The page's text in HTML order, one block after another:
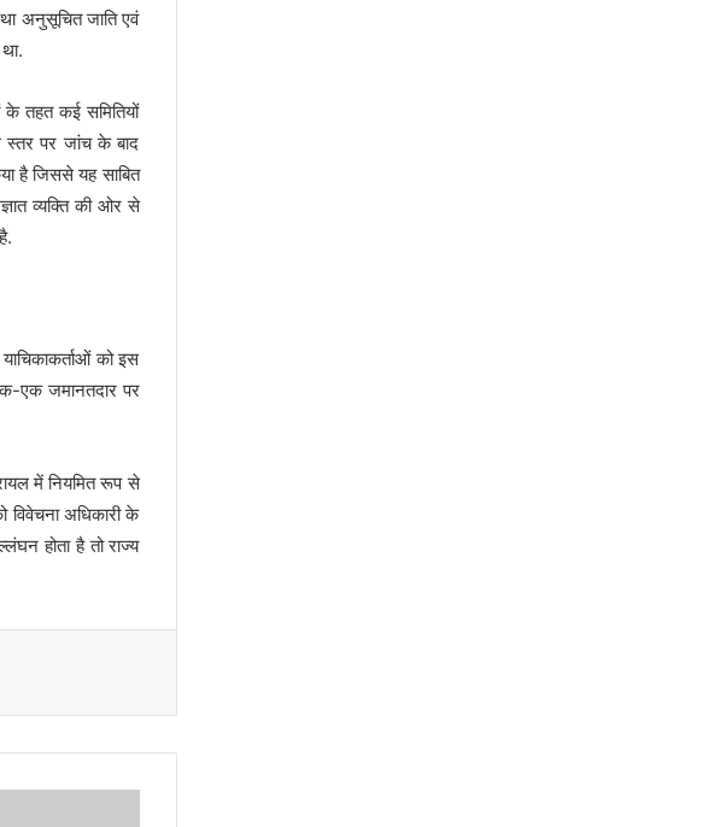
अनुसूचित जाति एवं
के तहत कई समितियों
पर जांच के बाद
है जिससे यह साबित
व्यक्ति की ओर से
को इस
एक जमानतदार पर
में नियमित रूप से
अधिकारी के
होता है तो राज्य